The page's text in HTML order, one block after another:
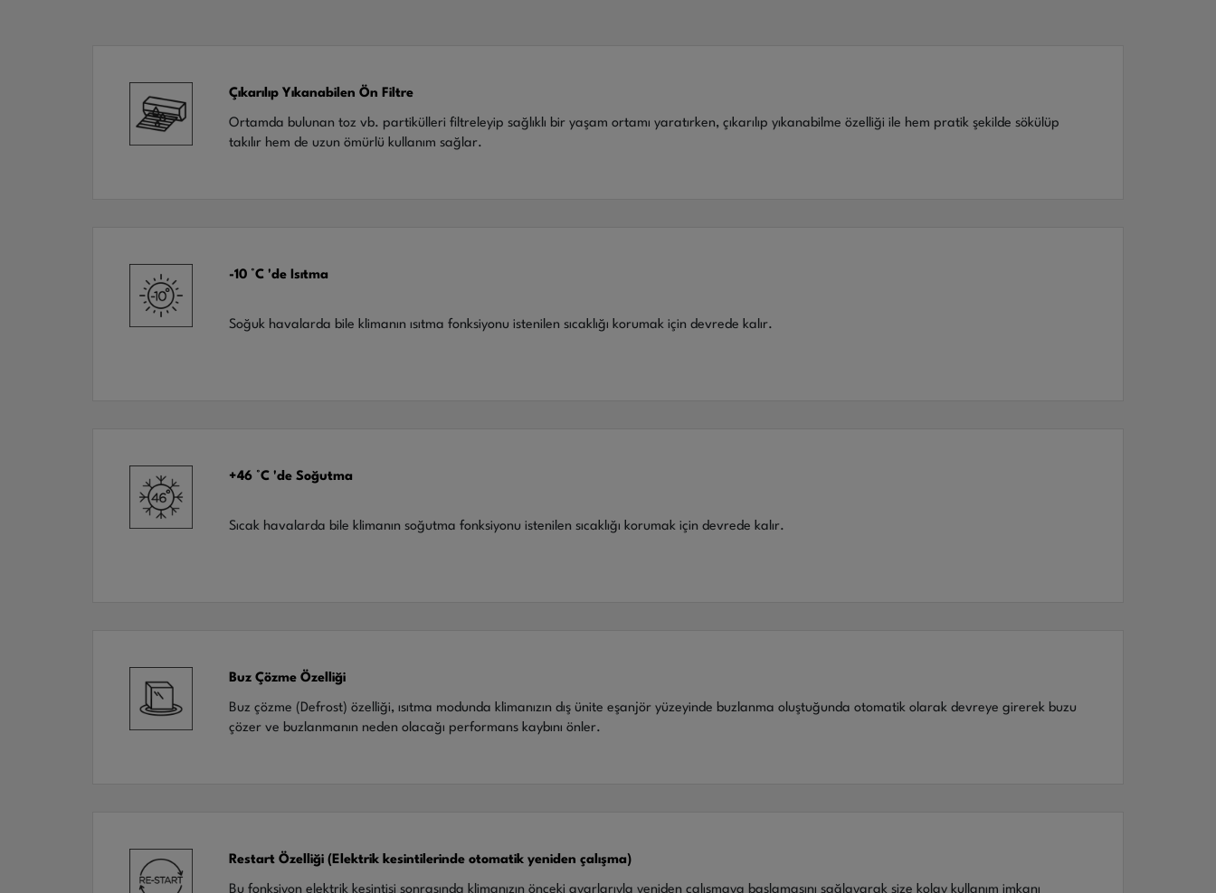
Çıkarılıp Yıkanabilen Ön Filtre
Ortamda bulunan toz vb. partikülleri filtreleyip sağlıklı bir yaşam ortamı yaratırken, çıkarılıp yıkanabilme özelliği ile hem pratik şekilde sökülüp
takılır hem de uzun ömürlü kullanım sağlar.
-10 °C 'de Isıtma
Soğuk havalarda bile klimanın ısıtma fonksiyonu istenilen sıcaklığı korumak için devrede kalır.
+46 °C 'de Soğutma
Sıcak havalarda bile klimanın soğutma fonksiyonu istenilen sıcaklığı korumak için devrede kalır.
Buz Çözme Özelliği
Buz çözme (Defrost) özelliği, ısıtma modunda klimanızın dış ünite eşanjör yüzeyinde buzlanma oluştuğunda otomatik olarak devreye girerek buzu
çözer ve buzlanmanın neden olacağı performans kaybını önler.
Restart Özelliği (Elektrik kesintilerinde otomatik yeniden çalışma)
Bu fonksiyon elektrik kesintisi sonrasında klimanızın önceki ayarlarıyla yeniden çalışmaya başlamasını sağlayarak size kolay kullanım imkanı